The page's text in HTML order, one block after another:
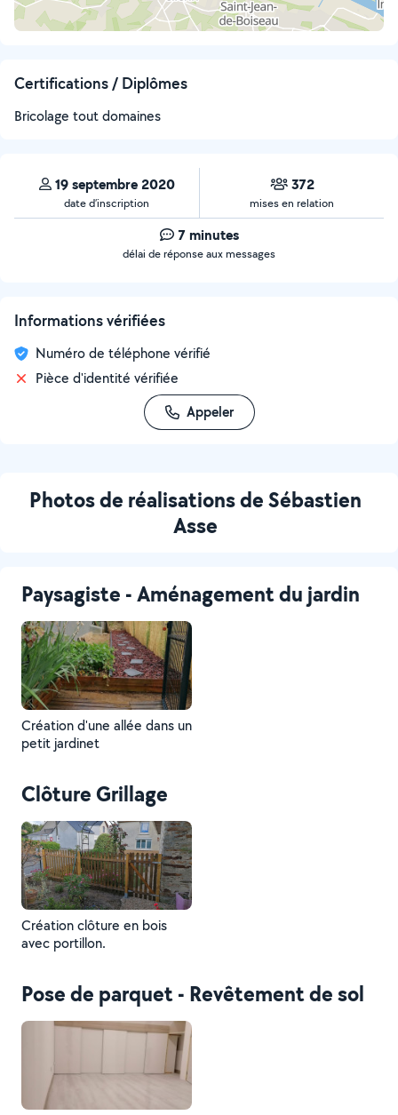
Certifications / Diplômes
Bricolage tout domaines
19 septembre 2020
date d’inscription
372
mises en relation
7 minutes
délai de réponse aux messages
Informations vérifiées
Numéro de téléphone vérifié
Pièce d'identité vérifiée
Appeler
Photos de réalisations de Sébastien
Asse
Paysagiste - Aménagement du jardin
Création d'une allée dans un
petit jardinet
Clôture Grillage
Création clôture en bois
avec portillon.
Pose de parquet - Revêtement de sol